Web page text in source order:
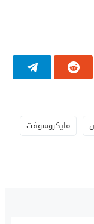
مايكروسوفت